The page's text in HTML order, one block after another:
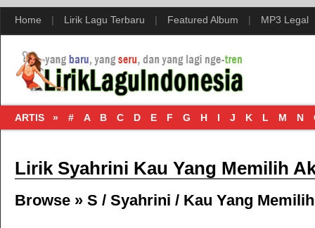
Home | Lirik Lagu Terbaru | Featured Album | MP3 Legal
ARTIS » # A B C D E F G H I J K L M N
Lirik Syahrini Kau Yang Memilih
Browse » S / Syahrini / Kau Yang